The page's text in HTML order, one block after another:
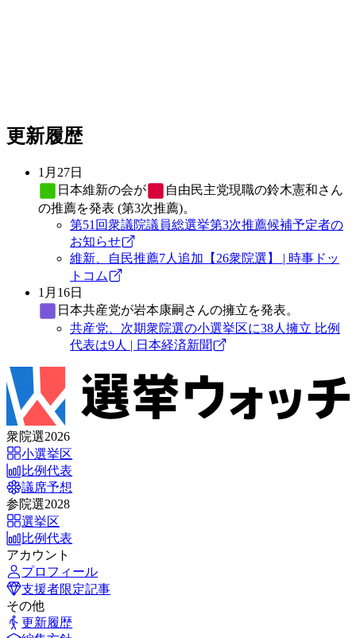
更新履歴
1月27日
日本維新の会が 自由民主党現職の鈴木憲和さん
の推薦を発表 (第3次推薦)。
第51回衆議院議員総選挙第3次推薦候補予定者の
お知らせ
維新、自民推薦7人追加【26衆院選】 | 時事ドッ
トコム
1月16日
日本共産党が岩本康嗣さんの擁立を発表。
共産党、次期衆院選の小選挙区に38人擁立 比例
代表は9人 | 日本経済新聞
衆院選2026
小選挙区
比例代表
議席予想
参院選2028
選挙区
比例代表
アカウント
プロフィール
支援者限定記事
その他
更新履歴